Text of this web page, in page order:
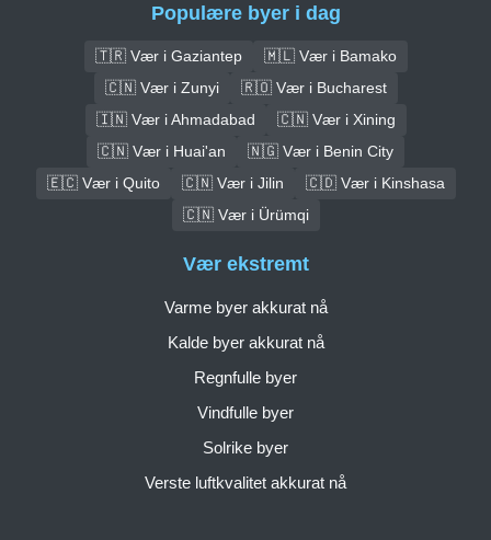
Populære byer i dag
🇹🇷 Vær i Gaziantep
🇲🇱 Vær i Bamako
🇨🇳 Vær i Zunyi
🇷🇴 Vær i Bucharest
🇮🇳 Vær i Ahmadabad
🇨🇳 Vær i Xining
🇨🇳 Vær i Huai'an
🇳🇬 Vær i Benin City
🇪🇨 Vær i Quito
🇨🇳 Vær i Jilin
🇨🇩 Vær i Kinshasa
🇨🇳 Vær i Ürümqi
Vær ekstremt
Varme byer akkurat nå
Kalde byer akkurat nå
Regnfulle byer
Vindfulle byer
Solrike byer
Verste luftkvalitet akkurat nå